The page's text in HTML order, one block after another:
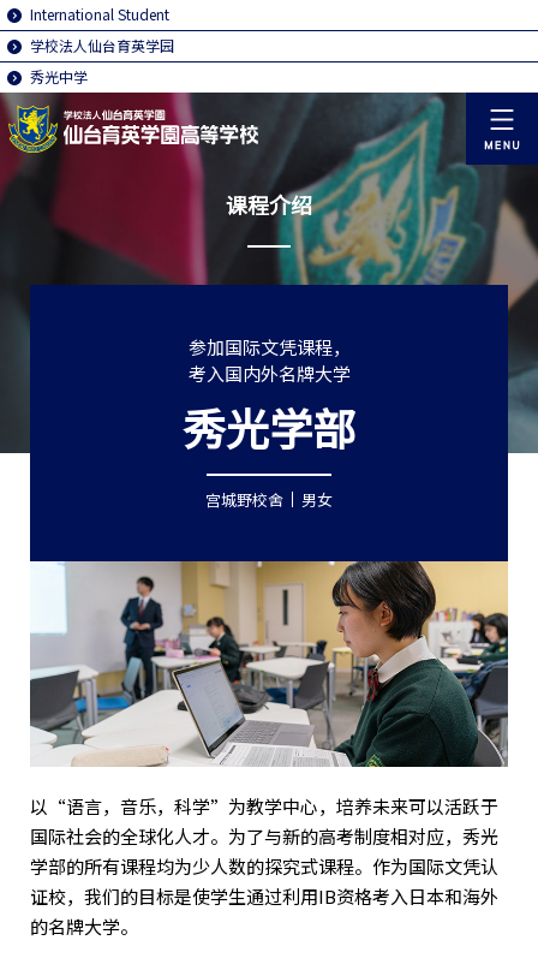
International Student
学校法人仙台育英学园
秀光中学
课程介绍
参加国际文凭课程，
考入国内外名牌大学
秀光学部
宫城野校舍 男女
以“语言，音乐，科学”为教学中心，培养未来可以活跃于
国际社会的全球化人才。为了与新的高考制度相对应，秀光
学部的所有课程均为少人数的探究式课程。作为国际文凭认
证校，我们的目标是使学生通过利用IB资格考入日本和海外
的名牌大学。